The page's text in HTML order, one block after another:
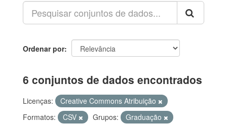
Ordenar por
6 conjuntos de dados encontrados
Licenças:
Creative Commons Atribuição
Formatos:
CSV Grupos:
Graduação